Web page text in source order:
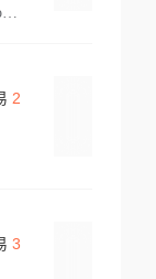
personal effect,used household goods
2
3